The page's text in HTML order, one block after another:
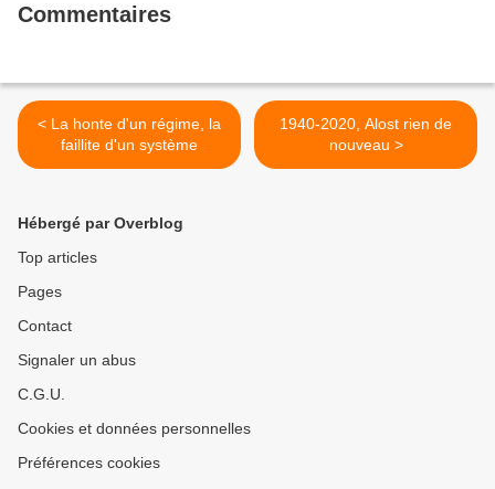
Commentaires
< La honte d'un régime, la
faillite d'un système
1940-2020, Alost rien de
nouveau >
Hébergé par Overblog
Top articles
Pages
Contact
Signaler un abus
C.G.U.
Cookies et données personnelles
Préférences cookies